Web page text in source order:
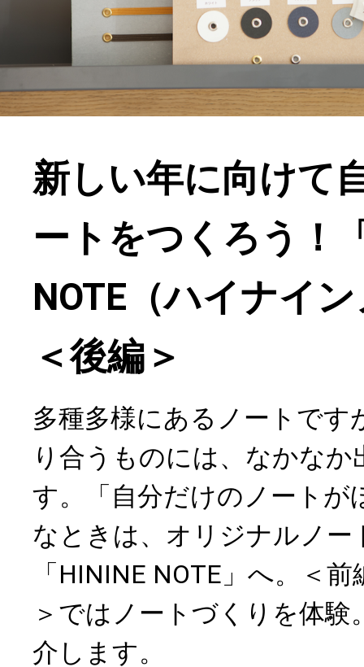
新しい年に向けて
ートをつくろう！
NOTE（ハイナイ
＜後編＞
多種多様にあるノートです
り合うものには、なかな
す。「自分だけのノートが
なときは、オリジナルノー
「HININE NOTE」へ。＜
＞ではノートづくりを体験
介します。